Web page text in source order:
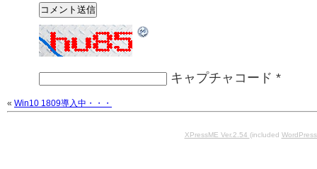
キャプチャコード *
« Win10 1809導入中・・・
XPressME Ver.2.54 (included